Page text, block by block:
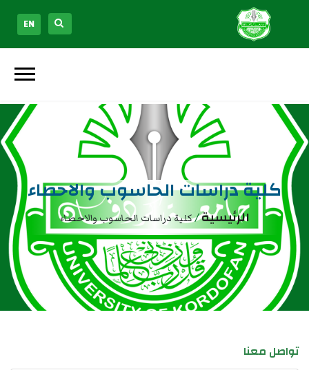
EN
كلية دراسات الحاسوب والاحصاء
الرئيسية/كلية دراسات الحاسوب والاحصاء
تواصل معنا